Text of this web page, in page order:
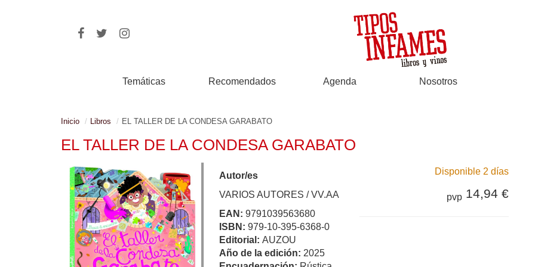
Temáticas Recomendados Agenda Nosotros
Inicio Libros EL TALLER DE LA CONDESA GARABATO
EL TALLER DE LA CONDESA GARABATO
Autor/es
VARIOS AUTORES / VV.AA
EAN: 9791039563680
ISBN: 979-10-395-6368-0
Editorial: AUZOU
Año de la edición: 2025
Disponible 2 días
pvp 14,94 €